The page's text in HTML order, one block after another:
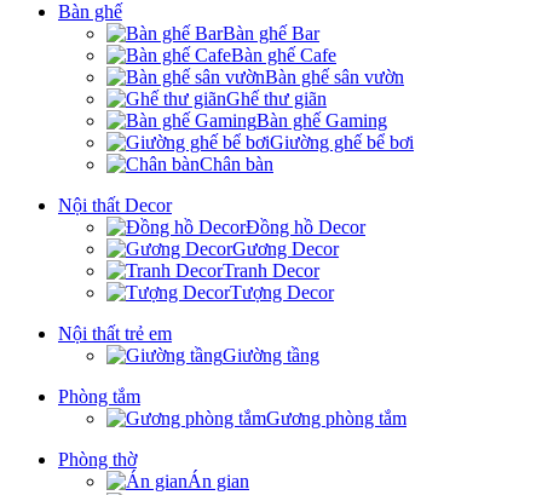
Bàn ghế
Bàn ghế Bar
Bàn ghế Cafe
Bàn ghế sân vườn
Ghế thư giãn
Bàn ghế Gaming
Giường ghế bể bơi
Chân bàn
Nội thất Decor
Đồng hồ Decor
Gương Decor
Tranh Decor
Tượng Decor
Nội thất trẻ em
Giường tầng
Phòng tắm
Gương phòng tắm
Phòng thờ
Án gian